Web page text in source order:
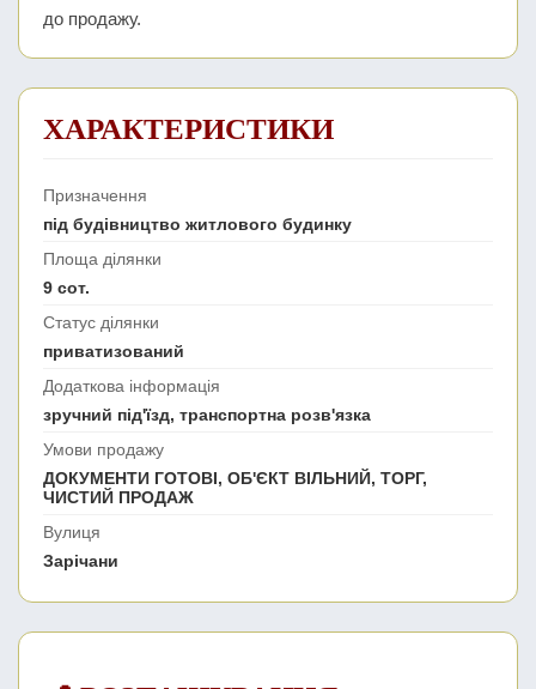
до продажу.
ХАРАКТЕРИСТИКИ
Призначення
під будівництво житлового будинку
Площа ділянки
9 сот.
Статус ділянки
приватизований
Додаткова інформація
зручний під'їзд, транспортна розв'язка
Умови продажу
ДОКУМЕНТИ ГОТОВІ, ОБ'ЄКТ ВІЛЬНИЙ, ТОРГ,
ЧИСТИЙ ПРОДАЖ
Вулиця
Зарічани